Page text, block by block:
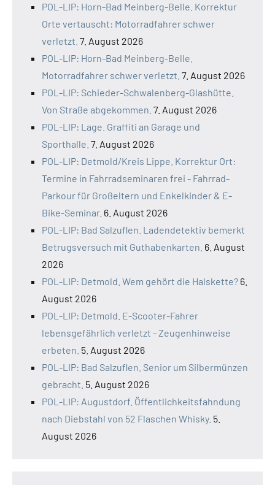
POL-LIP: Horn-Bad Meinberg-Belle. Korrektur
Orte vertauscht: Motorradfahrer schwer
verletzt. 7. August 2026
POL-LIP: Horn-Bad Meinberg-Belle.
Motorradfahrer schwer verletzt. 7. August 2026
POL-LIP: Schieder-Schwalenberg-Glashütte.
Von Straße abgekommen. 7. August 2026
POL-LIP: Lage. Graffiti an Garage und
Sporthalle. 7. August 2026
POL-LIP: Detmold/Kreis Lippe. Korrektur Ort:
Termine in Fahrradseminaren frei - Fahrrad-
Parkour für Großeltern und Enkelkinder & E-
Bike-Seminar. 6. August 2026
POL-LIP: Bad Salzuflen. Ladendetektiv bemerkt
Betrugsversuch mit Guthabenkarten. 6. August
2026
POL-LIP: Detmold. Wem gehört die Halskette? 6.
August 2026
POL-LIP: Detmold. E-Scooter-Fahrer
lebensgefährlich verletzt - Zeugenhinweise
erbeten. 5. August 2026
POL-LIP: Bad Salzuflen. Senior um Silbermünzen
gebracht. 5. August 2026
POL-LIP: Augustdorf. Öffentlichkeitsfahndung
nach Diebstahl von 52 Flaschen Whisky. 5.
August 2026